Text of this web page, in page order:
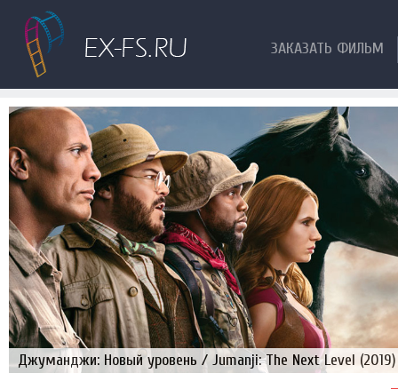
ЗАКАЗАТЬ ФИЛЬМ
Джуманджи: Новый уровень / Jumanji: The Next Level (2019)